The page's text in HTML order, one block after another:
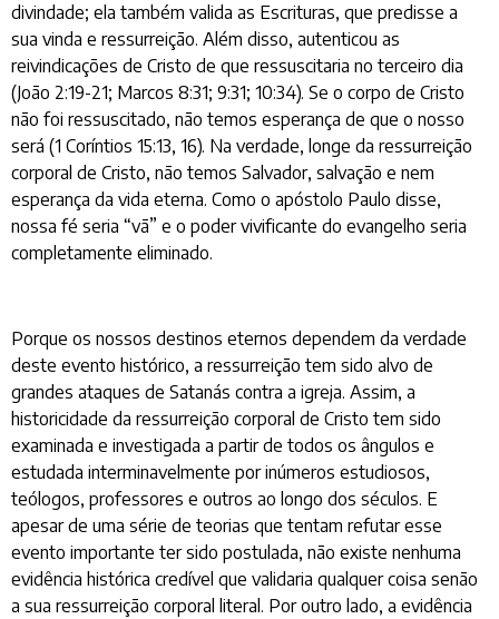
divindade; ela também valida as Escrituras, que predisse a
sua vinda e ressurreição. Além disso, autenticou as
reivindicações de Cristo de que ressuscitaria no terceiro dia
(João 2:19-21; Marcos 8:31; 9:31; 10:34). Se o corpo de Cristo
não foi ressuscitado, não temos esperança de que o nosso
será (1 Coríntios 15:13, 16). Na verdade, longe da ressurreição
corporal de Cristo, não temos Salvador, salvação e nem
esperança da vida eterna. Como o apóstolo Paulo disse,
nossa fé seria “vã” e o poder vivificante do evangelho seria
completamente eliminado.
Porque os nossos destinos eternos dependem da verdade
deste evento histórico, a ressurreição tem sido alvo de
grandes ataques de Satanás contra a igreja. Assim, a
historicidade da ressurreição corporal de Cristo tem sido
examinada e investigada a partir de todos os ângulos e
estudada interminavelmente por inúmeros estudiosos,
teólogos, professores e outros ao longo dos séculos. E
apesar de uma série de teorias que tentam refutar esse
evento importante ter sido postulada, não existe nenhuma
evidência histórica credível que validaria qualquer coisa senão
a sua ressurreição corporal literal. Por outro lado, a evidência